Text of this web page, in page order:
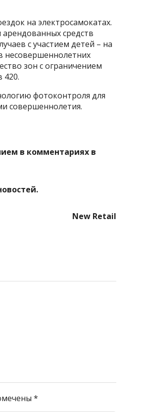
на электросамокатах.
средств
с участием детей – на
несовершеннолетних
зон с ограничением
420.
фотоконтроля для
совершеннолетия.
в комментариях в
New Retail
*